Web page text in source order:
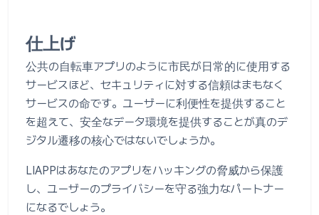
仕上げ
公共の自転車アプリのように市民が日常的に使用する
サービスほど、セキュリティに対する信頼はまもなく
サービスの命です。ユーザーに利便性を提供すること
を超えて、安全なデータ環境を提供することが真のデ
ジタル遷移の核心ではないでしょうか。
LIAPPはあなたのアプリをハッキングの脅威から保護
し、ユーザーのプライバシーを守る強力なパートナー
になるでしょう。